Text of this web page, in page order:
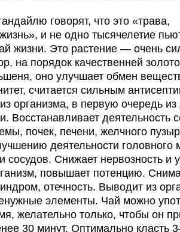
говорят, что это «трава,
и не одно тысячелетие
жизни. Это растение — очень
на порядок качественней
оно улучшает обмен
считается сильным
организма, в первую очередь из
Восстанавливает деятельность
почек, печени, желчного
деятельности головного
сосудов. Снижает нервозность и
повышает потенцию.
отечность. Выводит из
элементы. Чай можно
желательно только, чтобы он
30 минут. Оптимально класть